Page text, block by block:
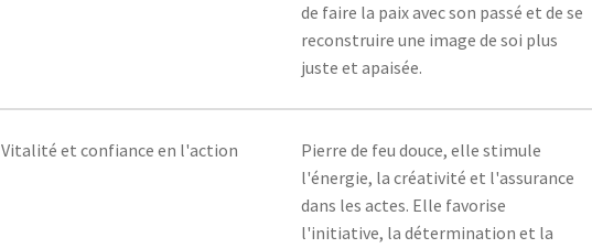
de faire la paix avec son passé et de se
reconstruire une image de soi plus
juste et apaisée.
Vitalité et confiance en l'action
Pierre de feu douce, elle stimule
l'énergie, la créativité et l'assurance
dans les actes. Elle favorise
l'initiative, la détermination et la